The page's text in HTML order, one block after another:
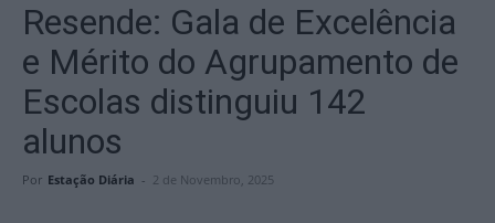
Resende: Gala de Excelência
e Mérito do Agrupamento de
Escolas distinguiu 142
alunos
Por Estação Diária - 2 de Novembro, 2025